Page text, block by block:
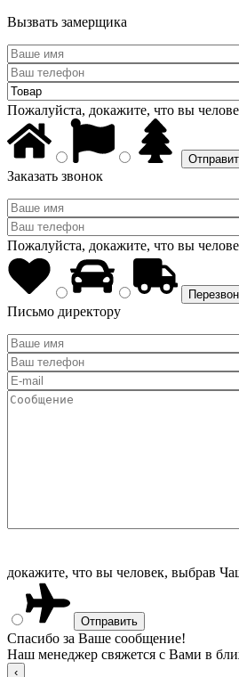
Вызвать замерщика
Пожалуйста, докажите, что вы
Заказать звонок
Пожалуйста, докажите, что вы
Письмо директору
докажите, что вы человек, выбрав
Спасибо за Ваше сообщение!
Наш менеджер свяжется с Вами в